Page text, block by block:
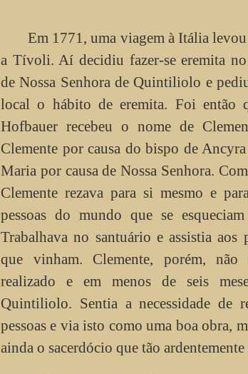
Em 1771, uma viagem à Itália
a Tívoli. Aí decidiu fazer-se eremita
de Nossa Senhora de Quintiliolo e
local o hábito de eremita. Foi então
Hofbauer recebeu o nome de
Clemente por causa do bispo de
Maria por causa de Nossa Senhora.
Clemente rezava para si mesmo e
pessoas do mundo que se
Trabalhava no santuário e assistia aos
que vinham. Clemente, porém, não
realizado e em menos de seis
Quintiliolo. Sentia a necessidade de
pessoas e via isto como uma boa obra,
ainda o sacerdócio que tão ardentemente